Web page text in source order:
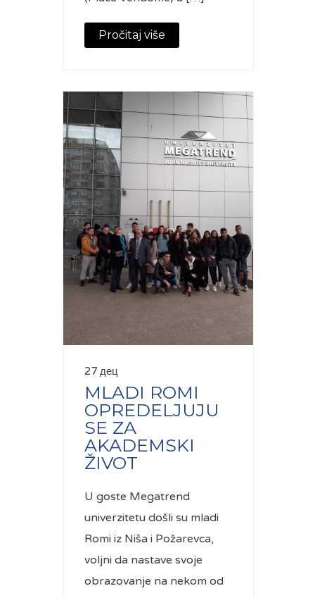
Pročitaj više
27 дец
MLADI ROMI
OPREDELJUJU
SE ZA
AKADEMSKI
ŽIVOT
U goste Megatrend
univerzitetu došli su mladi
Romi iz Niša i Požarevca,
voljni da nastave svoje
obrazovanje na nekom od